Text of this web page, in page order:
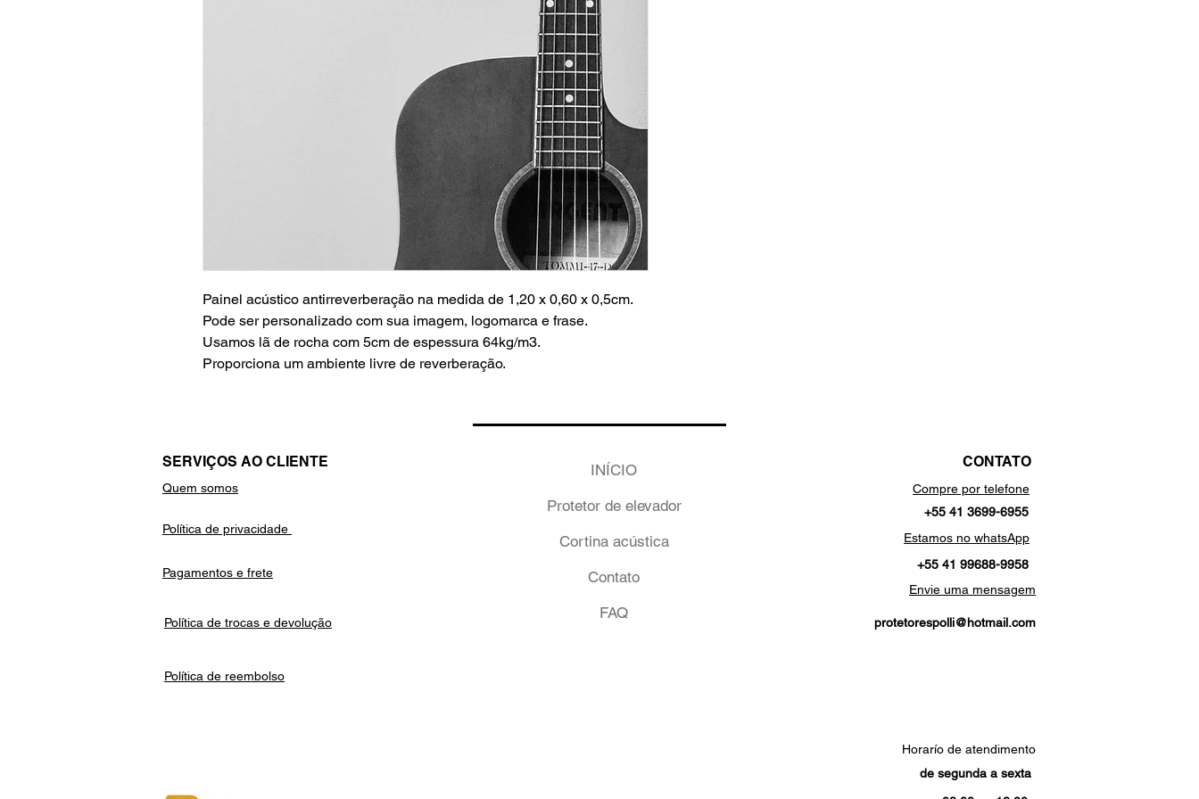
Painel acústico antirreverberação na medida de 1,20 x 0,60 x 0,5cm.
Pode ser personalizado com sua imagem, logomarca e frase.
Usamos lã de rocha com 5cm de espessura 64kg/m3.
Proporciona um ambiente livre de reverberação.
SERVIÇOS AO CLIENTE
Quem somos
Política de privacidade
Pagamentos e frete
Política de trocas e devolução
INÍCIO
Protetor de elevador
Cortina acústica
Contato
FAQ
CONTATO
Compre por telefone
+55 41 3699-6955
Estamos no whatsApp
+55 41 99688-9958
Envie uma mensagem
protetorespolli@hotmail.com
Política de reembolso
Horarío de atendimento
de segunda a sexta